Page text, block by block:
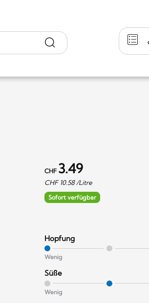
Suche
CHF 3.49
CHF 10.58/Litre
Sofort verfügbar
Hopfung
Wenig
Süße
Wenig